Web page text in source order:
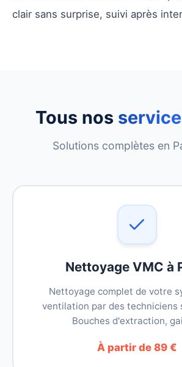
clair sans surprise, suivi après
Tous nos
Solutions complètes en
Nettoyage VMC à
Nettoyage complet de votre
ventilation par des techniciens
Bouches d'extraction,
À partir de 89 €